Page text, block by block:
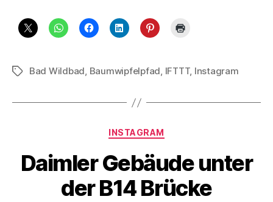
Schlagwörter
Bad Wildbad, Baumwipfelpfad, IFTTT, Instagram
Kategorien
INSTAGRAM
Daimler Gebäude unter
der B14 Brücke